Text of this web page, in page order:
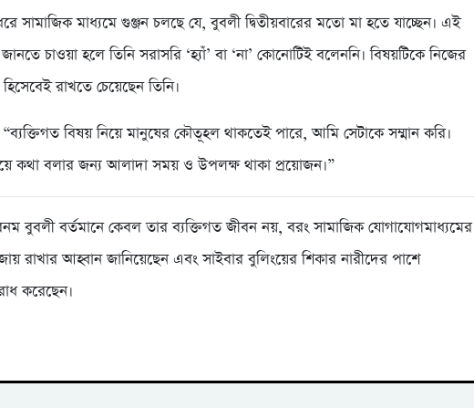
সামাজিক মাধ্যমে গুঞ্জন চলছে যে, বুবলী দ্বিতীয়বারের মতো মা হতে যাচ্ছেন। এই
চাওয়া হলে তিনি সরাসরি ‘হ্যাঁ’ বা ‘না’ কোনোটিই বলেননি। বিষয়টিকে নিজের
রাখতে চেয়েছেন তিনি।
বিষয় নিয়ে মানুষের কৌতূহল থাকতেই পারে, আমি সেটাকে সম্মান করি।
কথা বলার জন্য আলাদা সময় ও উপলক্ষ থাকা প্রয়োজন।”
বুবলী বর্তমানে কেবল তার ব্যক্তিগত জীবন নয়, বরং সামাজিক যোগাযোগমাধ্যমের
রাখার আহ্বান জানিয়েছেন এবং সাইবার বুলিংয়ের শিকার নারীদের পাশে
করেছেন।